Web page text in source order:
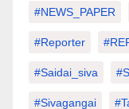
#NEWS_PAPER
#Reporter
#saidai_siva
#sivagangai